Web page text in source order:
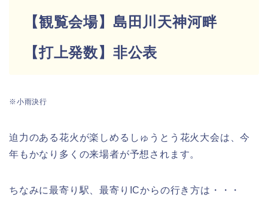
【観覧会場】島田川天神河畔
【打上発数】非公表
※小雨決行
迫力のある花火が楽しめるしゅうとう花火大会は、今
年もかなり多くの来場者が予想されます。
ちなみに最寄り駅、最寄りICからの行き方は・・・